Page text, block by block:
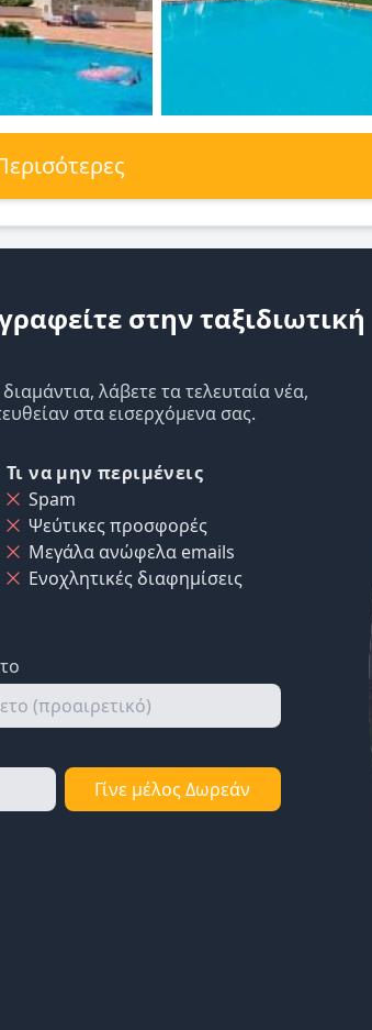
στην ταξιδιωτική
λάβετε τα τελευταία νέα,
στα εισερχόμενα σας.
Τι να μην περιμένεις
Spam
Ψεύτικες προσφορές
Μεγάλα ανώφελα emails
Ενοχλητικές διαφημίσεις
Γίνε μέλος Δωρεάν